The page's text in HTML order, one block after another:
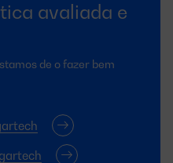
avaliada e
de o fazer bem